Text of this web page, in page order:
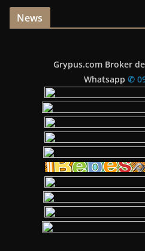
News
Grypus.com Broker
Whatsapp ✆